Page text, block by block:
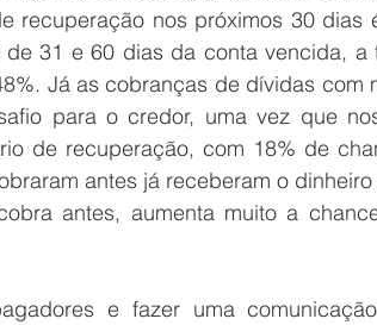
recuperação nos próximos 30 dias
31 e 60 dias da conta vencida, a
Já as cobranças de dívidas com
para o credor, uma vez que
de recuperação, com 18% de
antes já receberam o
antes, aumenta muito a
e fazer uma